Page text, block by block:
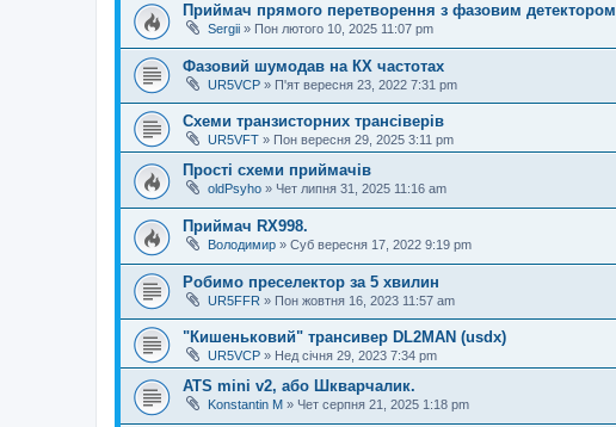
Приймач прямого перетворення з фазовим детектором
Sergii » Пон лютого 10, 2025 11:07 pm
Фазовий шумодав на КХ частотах
UR5VCP » П'ят вересня 23, 2022 7:31 pm
Схеми транзисторних трансіверів
UR5VFT » Пон вересня 29, 2025 3:11 pm
Прості схеми приймачів
oldPsyho » Чет липня 31, 2025 11:16 am
Приймач RX998.
Володимир » Суб вересня 17, 2022 9:19 pm
Робимо преселектор за 5 хвилин
UR5FFR » Пон жовтня 16, 2023 11:57 am
"Кишеньковий" трансивер DL2MAN (usdx)
UR5VCP » Нед січня 29, 2023 7:34 pm
ATS mini v2, або Шкварчалик.
Konstantin M » Чет серпня 21, 2025 1:18 pm